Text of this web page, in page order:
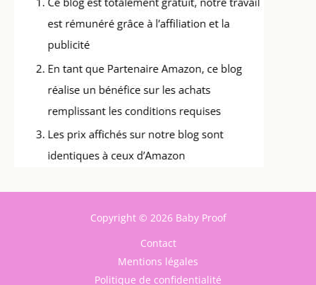
Copyright © 2026 Baby Proof
Contact
Mentions légales
Politique de confidentialité